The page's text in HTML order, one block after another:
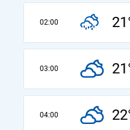
02:00
03:00
04:00